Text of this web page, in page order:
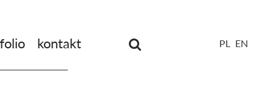
kontakt PL EN